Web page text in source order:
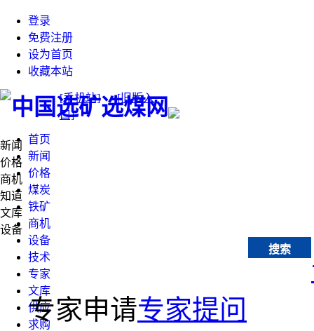
登录
免费注册
设为首页
收藏本站
[手机站]
[旧版入
口]
首页
新闻
价格
煤炭
铁矿
商机
设备
技术
专家
文库
供应
求购
新闻
价格
商机
知道
文库
设备
搜索
专家申请专家提问